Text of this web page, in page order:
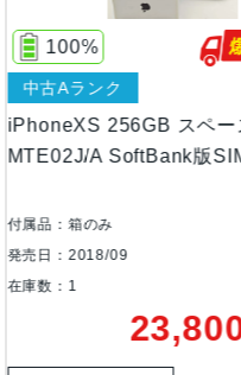
チ, 2436×1125 対応の有
画素
9月21日
256GB スペース
A SoftBank版SIM
100%
中古Aランク
属品：箱のみ
売日：2018/09
庫数：1
23,800